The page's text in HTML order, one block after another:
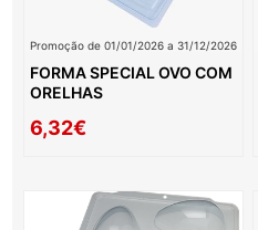
Promoção de 01/01/2026 a 31/12/2026
FORMA SPECIAL OVO COM
ORELHAS
6,32€